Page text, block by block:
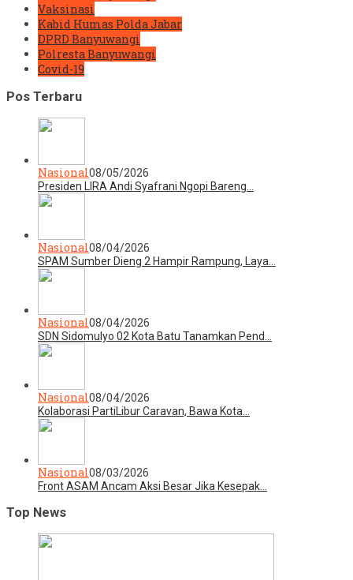
Vaksinasi
Kabid Humas Polda Jabar
DPRD Banyuwangi
Polresta Banyuwangi
Covid-19
Pos Terbaru
Nasional08/05/2026
Presiden LIRA Andi Syafrani Ngopi Bareng…
Nasional08/04/2026
SPAM Sumber Dieng 2 Hampir Rampung, Laya…
Nasional08/04/2026
SDN Sidomulyo 02 Kota Batu Tanamkan Pend…
Nasional08/04/2026
Kolaborasi PartiLibur Caravan, Bawa Kota…
Nasional08/03/2026
Front ASAM Ancam Aksi Besar Jika Kesepak…
Top News